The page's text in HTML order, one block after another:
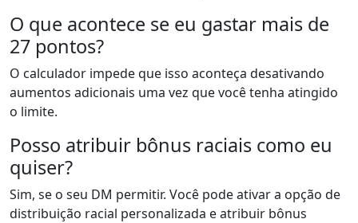
O que acontece se eu gastar mais de
27 pontos?
O calculador impede que isso aconteça desativando
aumentos adicionais uma vez que você tenha atingido
o limite.
Posso atribuir bônus raciais como eu
quiser?
Sim, se o seu DM permitir. Você pode ativar a opção de
distribuição racial personalizada e atribuir bônus